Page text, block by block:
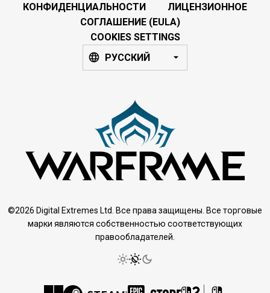
КОНФИДЕНЦИАЛЬНОСТИ
ЛИЦЕНЗИОННОЕ
СОГЛАШЕНИЕ (EULA)
COOKIES SETTINGS
РУССКИЙ
©2026 Digital Extremes Ltd. Все права защищены. Все торговые
марки являются собственностью соответствующих
правообладателей.